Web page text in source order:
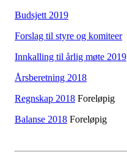
Budsjett 2019
Forslag til styre og komiteer
Innkalling til årlig møte 2019
Årsberetning 2018
Regnskap 2018 Foreløpig
Balanse 2018 Foreløpig